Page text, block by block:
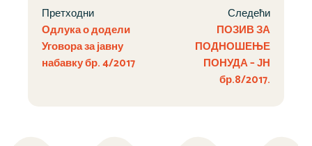
Претходни
Одлука о додели
Уговора за јавну
набавку бр. 4/2017
Следећи
ПОЗИВ ЗА
ПОДНОШЕЊЕ
ПОНУДА – ЈН
бр.8/2017.